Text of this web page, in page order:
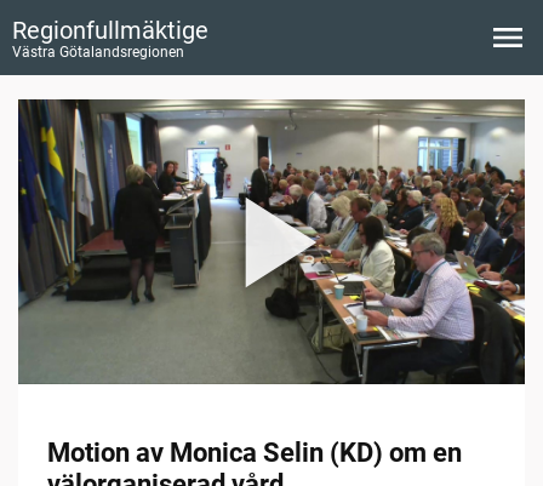
Regionfullmäktige
Västra Götalandsregionen
Motion av Monica Selin (KD) om en